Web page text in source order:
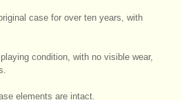
case for over ten years, with
condition, with no visible wear,
elements are intact.